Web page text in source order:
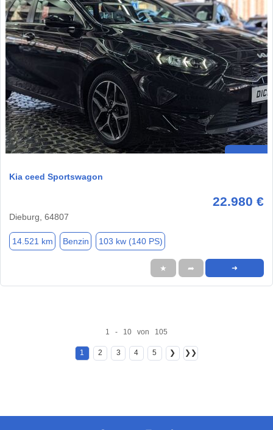
Kia ceed Sportswagon
22.980 €
Dieburg, 64807
14.521 km Benzin 103 kw (140 PS)
★ ➦ ➜
1 - 10 von 105
1 2 3 4 5 ❯ ❯❯